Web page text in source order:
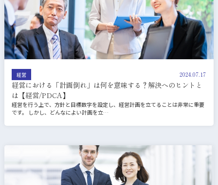
経営 2024.07.17
経営における「計画倒れ」は何を意味する？解決へのヒントと
は【経営/PDCA】
経営を行う上で、方針と目標数字を設定し、経営計画を立てることは非常に重要
です。 しかし、どんなによい計画を立…